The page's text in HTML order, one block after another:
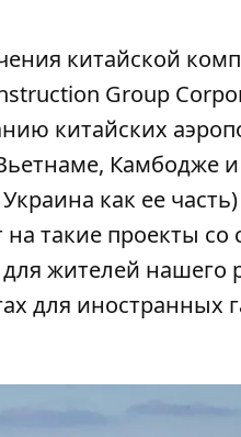
китайской
Group
китайских
Камбодже
как ее
такие проекты
жителей нашего
для иностранных